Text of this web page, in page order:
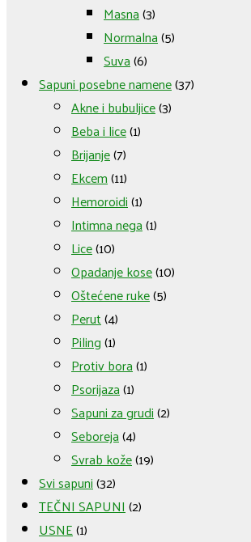
Masna(3)
Normalna(5)
Suva(6)
Sapuni posebne namene(37)
Akne i bubuljice(3)
Beba i lice(1)
Brijanje(7)
Ekcem(11)
Hemoroidi(1)
Intimna nega(1)
Lice(10)
Opadanje kose(10)
Oštećene ruke(5)
Perut(4)
Piling(1)
Protiv bora(1)
Psorijaza(1)
Sapuni za grudi(2)
Seboreja(4)
Svrab kože(19)
Svi sapuni(32)
TEČNI SAPUNI(2)
USNE(1)